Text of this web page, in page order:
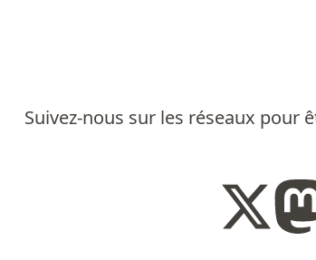
Suivez-nous sur les réseaux pour